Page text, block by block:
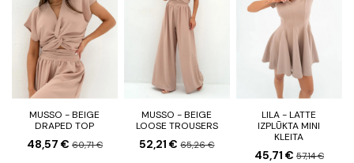
MUSSO - BEIGE
DRAPED TOP
48,57 € 60,71 €
MUSSO - BEIGE
LOOSE TROUSERS
52,21 €65,26 €
LILA - LATTE
IZPLŪKTA MINI
KLEITA
45,71 € 57,14 €